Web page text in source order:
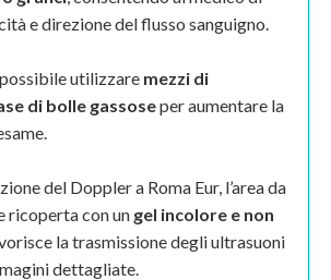
e direzione del flusso sanguigno.
utilizzare mezzi di
di bolle gassoseper aumentare la
del Doppler a Roma Eur, l’area da
ricoperta con un gel incolore e non
la trasmissione degli ultrasuoni
dettagliate.